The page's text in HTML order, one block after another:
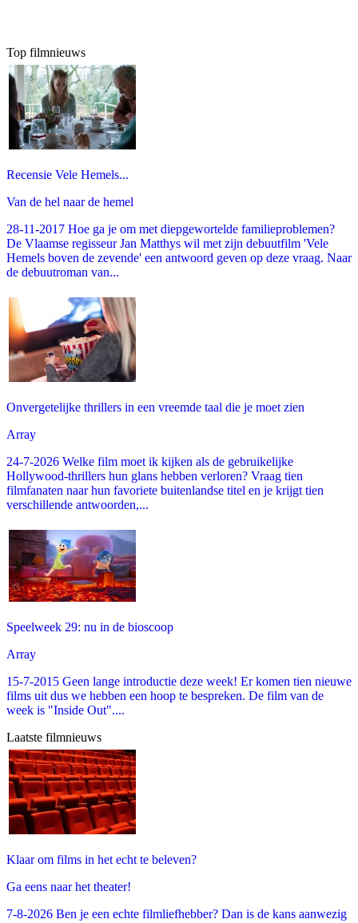
Top filmnieuws
Recensie Vele Hemels...
Van de hel naar de hemel
28-11-2017 Hoe ga je om met diepgewortelde familieproblemen?
De Vlaamse regisseur Jan Matthys wil met zijn debuutfilm 'Vele
Hemels boven de zevende' een antwoord geven op deze vraag. Naar
de debuutroman van...
Onvergetelijke thrillers in een vreemde taal die je moet zien
Array
24-7-2026 Welke film moet ik kijken als de gebruikelijke
Hollywood-thrillers hun glans hebben verloren? Vraag tien
filmfanaten naar hun favoriete buitenlandse titel en je krijgt tien
verschillende antwoorden,...
Speelweek 29: nu in de bioscoop
Array
15-7-2015 Geen lange introductie deze week! Er komen tien nieuwe
films uit dus we hebben een hoop te bespreken. De film van de
week is "Inside Out"....
Laatste filmnieuws
Klaar om films in het echt te beleven?
Ga eens naar het theater!
7-8-2026 Ben je een echte filmliefhebber? Dan is de kans aanwezig